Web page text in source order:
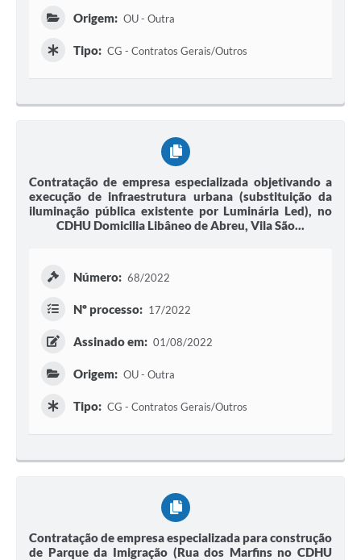
Origem: OU - Outra
Tipo: CG - Contratos Gerais/Outros
Contratação de empresa especializada objetivando a
execução de infraestrutura urbana (substituição da
iluminação pública existente por Luminária Led), no
CDHU Domicilia Libâneo de Abreu, Vila São...
Número: 68/2022
Nº processo: 17/2022
Assinado em: 01/08/2022
Origem: OU - Outra
Tipo: CG - Contratos Gerais/Outros
Contratação de empresa especializada para construção
de Parque da Imigração (Rua dos Marfins no CDHU